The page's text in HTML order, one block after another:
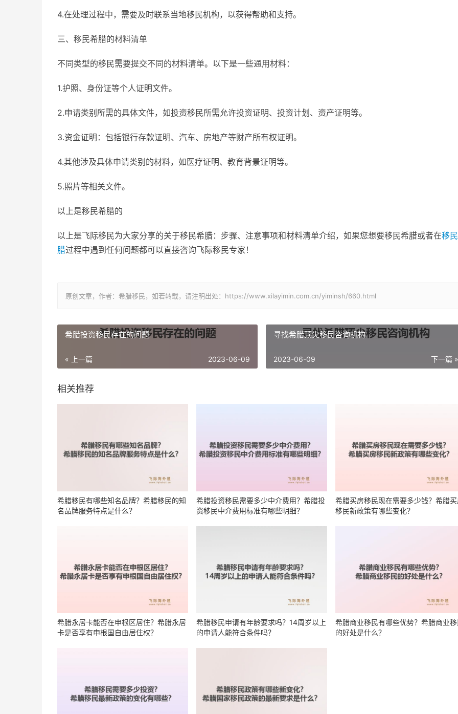
4.在处理过程中，需要及时联系当地移民机构，以获得帮助和支持。
三、移民希腊的材料清单
不同类型的移民需要提交不同的材料清单。以下是一些通用材料：
1.护照、身份证等个人证明文件。
2.申请类别所需的具体文件，如投资移民所需允许投资证明、投资计划、资产证明等。
3.资金证明：包括银行存款证明、汽车、房地产等财产所有权证明。
4.其他涉及具体申请类别的材料，如医疗证明、教育背景证明等。
5.照片等相关文件。
以上是移民希腊的
以上是飞际移民为大家分享的关于移民希腊：步骤、注意事项和材料清单介绍，如果您想要移民希腊或者在移
腊过程中遇到任何问题都可以直接咨询飞际移民专家！
原创文章，作者：希腊移民，如若转载，请注明出处：https://www.xilayimin.com.cn/yiminsh/660.html
希腊投资移民存在的问题
« 上一篇 2023-06-09
寻找希腊顶尖移民咨询机构
下一篇 »
2023-06-09
相关推荐
希腊移民有哪些知名品牌？希腊移民的知
名品牌服务特点是什么？
希腊投资移民需要多少中介费用？希腊投
资移民中介费用标准有哪些明细？
希腊买房移民现在需要多少钱？希腊
移民新政策有哪些变化？
希腊永居卡能否在申根区居住？希腊永居
卡是否享有申根国自由居住权？
希腊移民申请有年龄要求吗？14周岁以上
的申请人能符合条件吗？
希腊商业移民有哪些优势？希腊商业
的好处是什么？